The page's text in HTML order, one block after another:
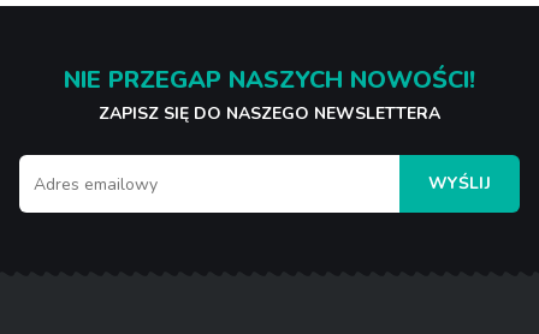
NIE PRZEGAP NASZYCH NOWOŚCI!
ZAPISZ SIĘ DO NASZEGO NEWSLETTERA
WYŚLIJ